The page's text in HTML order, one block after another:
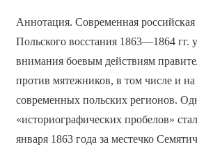
Аннотация. Современная
Польского восстания 1863—1864 гг.
внимания боевым действиям
против мятежников, в том числе и на
современных польских регионов.
«историографических пробелов»
января 1863 года за местечко